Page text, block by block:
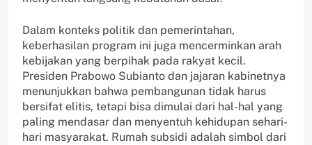
Dalam konteks politik dan pemerintahan,
keberhasilan program ini juga mencerminkan arah
kebijakan yang berpihak pada rakyat kecil.
Presiden Prabowo Subianto dan jajaran kabinetnya
menunjukkan bahwa pembangunan tidak harus
bersifat elitis, tetapi bisa dimulai dari hal-hal yang
paling mendasar dan menyentuh kehidupan sehari-
hari masyarakat. Rumah subsidi adalah simbol dari